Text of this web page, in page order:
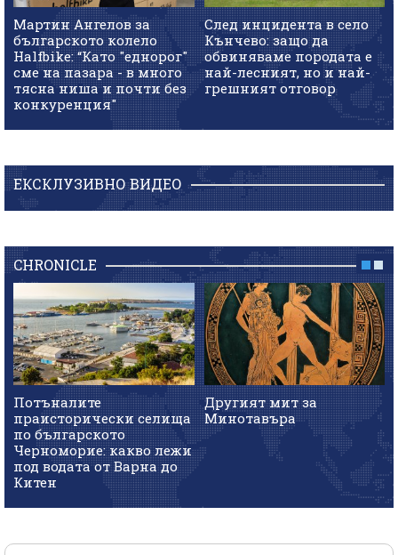
Мартин Ангелов за
българското колело
Halfbike: “Като "еднорог"
сме на пазара - в много
тясна ниша и почти без
конкуренция"
След инцидента в село
Кънчево: защо да
обвиняваме породата е
най-лесният, но и най-
грешният отговор
ЕКСКЛУЗИВНО ВИДЕО
CHRONICLE
Потъналите
праисторически селища
по българското
Черноморие: какво лежи
под водата от Варна до
Китен
Другият мит за
Минотавъра